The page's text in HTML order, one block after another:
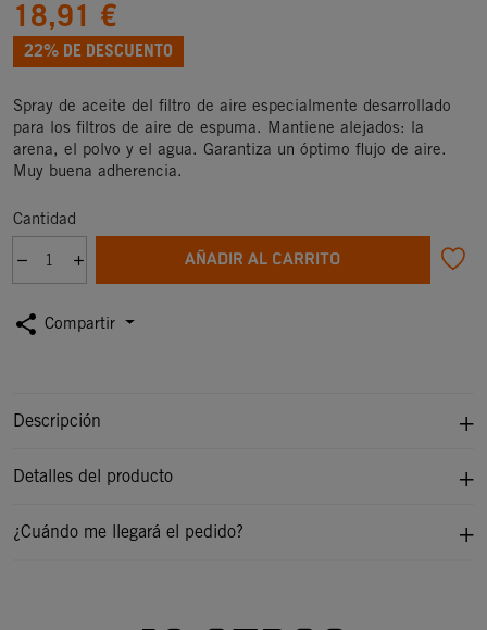
18,91 €
22% DE DESCUENTO
Spray de aceite del filtro de aire especialmente desarrollado
para los filtros de aire de espuma. Mantiene alejados: la
arena, el polvo y el agua. Garantiza un óptimo flujo de aire.
Muy buena adherencia.
Cantidad
AÑADIR AL CARRITO
share Compartir
Descripción
Detalles del producto
¿Cuándo me llegará el pedido?